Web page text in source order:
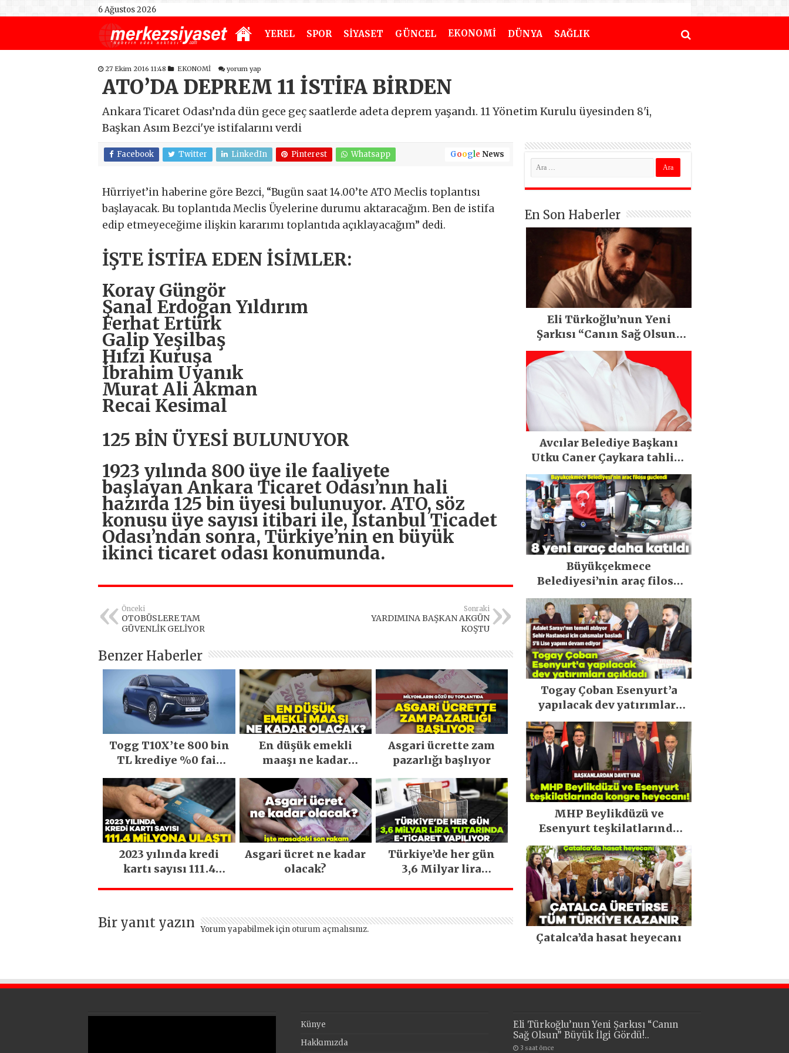
6 Ağustos 2026
YEREL SPOR SİYASET GÜNCEL EKONOMİ DÜNYA SAĞLIK
27 Ekim 2016 11:48 EKONOMİ yorum yap
ATO’DA DEPREM 11 İSTİFA BİRDEN
Ankara Ticaret Odası’nda dün gece geç saatlerde adeta deprem yaşandı. 11 Yönetim Kurulu üyesinden 8'i,
Başkan Asım Bezci'ye istifalarını verdi
Facebook Twitter LinkedIn Pinterest Whatsapp Google News
Hürriyet’in haberine göre Bezci, “Bugün saat 14.00’te ATO Meclis toplantısı
başlayacak. Bu toplantıda Meclis Üyelerine durumu aktaracağım. Ben de istifa
edip etmeyeceğime ilişkin kararımı toplantıda açıklayacağım” dedi.
İŞTE İSTİFA EDEN İSİMLER:
Koray Güngör
Şanal Erdoğan Yıldırım
Ferhat Ertürk
Galip Yeşilbaş
Hıfzı Kuruşa
İbrahim Uyanık
Murat Ali Akman
Recai Kesimal
125 BİN ÜYESİ BULUNUYOR
1923 yılında 800 üye ile faaliyete
başlayan Ankara Ticaret Odası’nın hali
hazırda 125 bin üyesi bulunuyor. ATO, söz
konusu üye sayısı itibari ile, İstanbul Ticadet
Odası’ndan sonra, Türkiye’nin en büyük
ikinci ticaret odası konumunda.
Önceki
OTOBÜSLERE TAM
GÜVENLİK GELİYOR
Sonraki
YARDIMINA BAŞKAN AKGÜN
KOŞTU
Benzer Haberler
Togg T10X’te 800 bin
TL krediye %0 faiz
En düşük emekli
maaşı ne kadar
Asgari ücrette zam
pazarlığı başlıyor
2023 yılında kredi
kartı sayısı 111.4
Asgari ücret ne kadar
olacak?
Türkiye’de her gün
3,6 Milyar lira
Bir yanıt yazın Yorum yapabilmek için oturum açmalısınız.
En Son Haberler
Eli Türkoğlu’nun Yeni
Şarkısı “Canın Sağ Olsun”
Büyük İlgi Gördü!..
Avcılar Belediye Başkanı
Utku Caner Çaykara tahliye
edildi
Büyükçekmece
Belediyesi’nin araç filosu
güçlendi
Togay Çoban Esenyurt’a
yapılacak dev yatırımları
açıkladı
MHP Beylikdüzü ve
Esenyurt teşkilatlarında
kongre heyecanı!
Çatalca’da hasat heyecanı
Künye
Hakkımızda
Eli Türkoğlu’nun Yeni Şarkısı “Canın
Sağ Olsun” Büyük İlgi Gördü!..
3 saat önce